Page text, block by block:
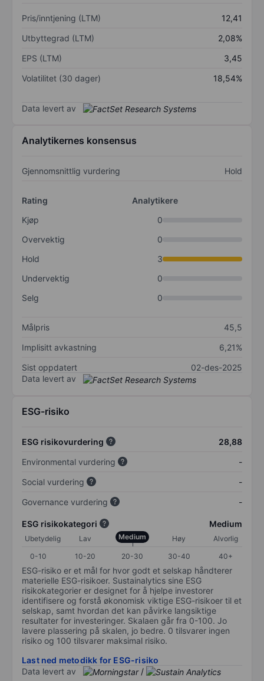
Pris/inntjening (LTM)
12,41
Utbyttegrad (LTM)
2,08%
EPS (LTM)
3,45
Volatilitet (30 dager)
18,54%
Data levert av
Analytikernes konsensus
Gjennomsnittlig vurdering Hold
Rating
Analytikere
Kjøp
0
Overvektig
0
Hold
3
Undervektig
0
Selg
0
Målpris
45,5
Implisitt avkastning
6,21%
Sist oppdatert
02-des-2025
Data levert av
ESG-risiko
ESG risikovurdering
28,88
Environmental vurdering
-
Social vurdering
-
Governance vurdering
-
ESG risikokategori Medium
Ubetydelig Lav Medium Høy
Alvorlig
0-10
10-20 20-30 30-40 40+
ESG-risiko er et mål for hvor godt et selskap håndterer
materielle ESG-risikoer. Sustainalytics sine ESG
risikokategorier er designet for å hjelpe investorer
identifisere og forstå økonomisk viktige ESG-risikoer til et
selskap, samt hvordan det kan påvirke langsiktige
resultater for investeringer. Skalaen går fra 0-100. Jo
lavere plassering på skalen, jo bedre. 0 tilsvarer ingen
risiko og 100 tilsvarer maksimal risiko.
Last ned metodikk for ESG-risiko
Data levert av
/